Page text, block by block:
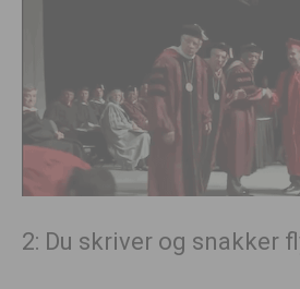
2: Du skriver og snakker